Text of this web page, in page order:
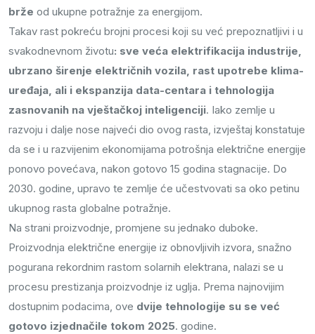
brže od ukupne potražnje za energijom.
Takav rast pokreću brojni procesi koji su već prepoznatljivi i u
svakodnevnom životu: sve veća elektrifikacija industrije,
ubrzano širenje električnih vozila, rast upotrebe klima-
uređaja, ali i ekspanzija data-centara i tehnologija
zasnovanih na vještačkoj inteligenciji. Iako zemlje u
razvoju i dalje nose najveći dio ovog rasta, izvještaj konstatuje
da se i u razvijenim ekonomijama potrošnja električne energije
ponovo povećava, nakon gotovo 15 godina stagnacije. Do
2030. godine, upravo te zemlje će učestvovati sa oko petinu
ukupnog rasta globalne potražnje.
Na strani proizvodnje, promjene su jednako duboke.
Proizvodnja električne energije iz obnovljivih izvora, snažno
pogurana rekordnim rastom solarnih elektrana, nalazi se u
procesu prestizanja proizvodnje iz uglja. Prema najnovijim
dostupnim podacima, ove dvije tehnologije su se već
gotovo izjednačile tokom 2025. godine.